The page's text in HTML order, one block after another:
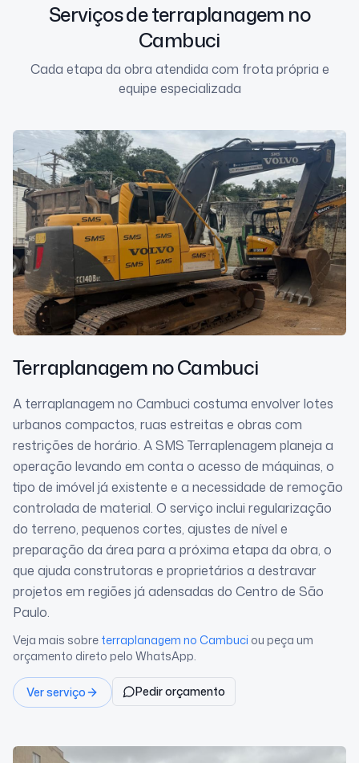
Serviços de terraplanagem no
Cambuci
Cada etapa da obra atendida com frota própria e
equipe especializada
Terraplanagem no Cambuci
A terraplanagem no Cambuci costuma envolver lotes
urbanos compactos, ruas estreitas e obras com
restrições de horário. A SMS Terraplenagem planeja a
operação levando em conta o acesso de máquinas, o
tipo de imóvel já existente e a necessidade de remoção
controlada de material. O serviço inclui regularização
do terreno, pequenos cortes, ajustes de nível e
preparação da área para a próxima etapa da obra, o
que ajuda construtoras e proprietários a destravar
projetos em regiões já adensadas do Centro de São
Paulo.
Veja mais sobre terraplanagem no Cambuci ou peça um
orçamento direto pelo WhatsApp.
Ver serviço Pedir orçamento